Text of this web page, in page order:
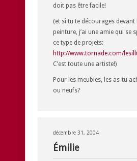
doit pas être facile!
(et si tu te décourages devant
peinture, j’ai une amie qui se
ce type de projets:
http://www.tornade.com/
C’est toute une artiste!)
Pour les meubles, les as-tu
ou neufs?
décembre 31, 2004
Émilie